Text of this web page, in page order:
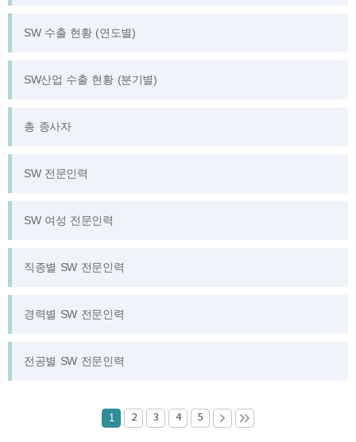
SW 수출 현황 (연도별)
SW산업 수출 현황 (분기별)
총 종사자
SW 전문인력
SW 여성 전문인력
직종별 SW 전문인력
경력별 SW 전문인력
전공별 SW 전문인력
1 2 3 4 5